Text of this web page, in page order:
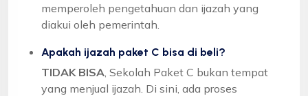
memperoleh pengetahuan dan ijazah yang
diakui oleh pemerintah.
Apakah ijazah paket C bisa di beli?
TIDAK BISA , Sekolah Paket C bukan tempat
yang menjual ijazah. Di sini, ada proses